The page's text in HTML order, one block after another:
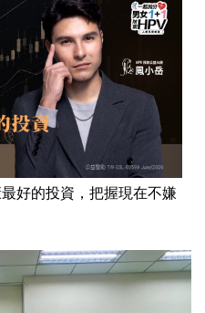
好的投資，把握現在不嫌